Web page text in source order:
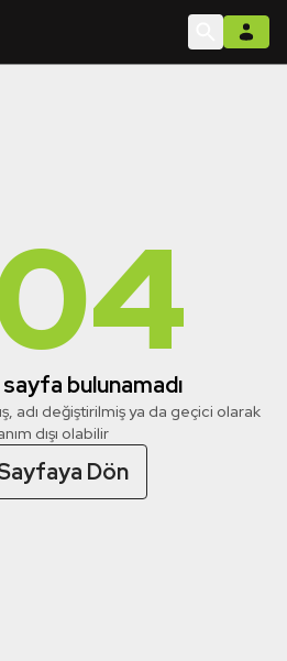
sayfa bulunamadı
adı değiştirilmiş ya da geçici olarak
dışı olabilir
Dön